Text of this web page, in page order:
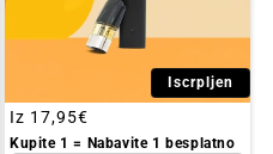
Iscrpljen
Redovna
cijena
Iz 17,95€
Kupite 1 = Nabavite 1 besplatno